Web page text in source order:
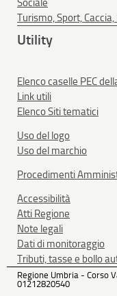
Turismo, Sport, Caccia,
Utility
Elenco caselle PEC
Link utili
Elenco Siti tematici
Uso del logo
Uso del marchio
Procedimenti
Accessibilità
Atti Regione
Note legali
Dati di monitoraggio
Tributi, tasse e bollo
Regione Umbria - Corso
01212820540